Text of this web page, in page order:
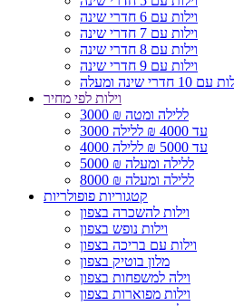
וילות עם 6 חדרי שינה
וילות עם 7 חדרי שינה
וילות עם 8 חדרי שינה
וילות עם 9 חדרי שינה
10 חדרי שינה ומעלה
וילות לפי מחיר
3000 ₪ ללילה ומטה
3000 עד 4000 ₪ ללילה
4000 עד 5000 ₪ ללילה
5000 ₪ ללילה ומעלה
8000 ₪ ללילה ומעלה
קטגוריות פופולריות
וילות להשכרה בצפון
וילות נופש בצפון
וילות עם בריכה בצפון
מלון בוטיק בצפון
וילה למשפחות בצפון
וילות מפוארות בצפון